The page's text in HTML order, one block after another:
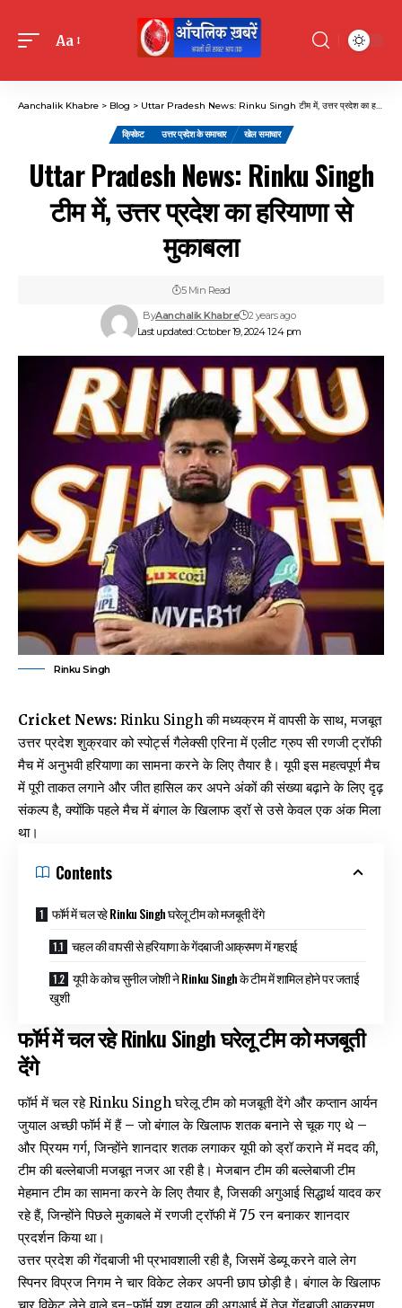
Font
Aa
Aanchalik Khabre > Blog > Uttar Pradesh News: Rinku Singh टीम में, उत्तर प्रदेश का हरियाणा से मुकाबला
क्रिकेट उत्तर प्रदेश के समाचार खेल समाचार
Uttar Pradesh News: Rinku Singh
टीम में, उत्तर प्रदेश का हरियाणा से
मुकाबला
Last updated: October 19, 2024 1:24 pm
ByAanchalik Khabre 2 years ago
5 Min Read
Rinku Singh
Cricket News: Rinku Singh की मध्यक्रम में वापसी के साथ, मजबूत
उत्तर प्रदेश शुक्रवार को स्पोर्ट्स गैलेक्सी एरिना में एलीट ग्रुप सी रणजी ट्रॉफी
मैच में अनुभवी हरियाणा का सामना करने के लिए तैयार है। यूपी इस महत्वपूर्ण मैच
में पूरी ताकत लगाने और जीत हासिल कर अपने अंकों की संख्या बढ़ाने के लिए दृढ़
संकल्प है, क्योंकि पहले मैच में बंगाल के खिलाफ ड्रॉ से उसे केवल एक अंक मिला
था।
Contents
फॉर्म में चल रहे Rinku Singh घरेलू टीम को मजबूती देंगे
चहल की वापसी से हरियाणा के गेंदबाजी आक्रमण में गहराई
यूपी के कोच सुनील जोशी ने Rinku Singh के टीम में शामिल होने पर जताई
खुशी
फॉर्म में चल रहे Rinku Singh घरेलू टीम को मजबूती
देंगे
फॉर्म में चल रहे Rinku Singh घरेलू टीम को मजबूती देंगे और कप्तान आर्यन
जुयाल अच्छी फॉर्म में हैं – जो बंगाल के खिलाफ शतक बनाने से चूक गए थे –
और प्रियम गर्ग, जिन्होंने शानदार शतक लगाकर यूपी को ड्रॉ कराने में मदद की,
टीम की बल्लेबाजी मजबूत नजर आ रही है। मेजबान टीम की बल्लेबाजी टीम
मेहमान टीम का सामना करने के लिए तैयार है, जिसकी अगुआई सिद्धार्थ यादव कर
रहे हैं, जिन्होंने पिछले मुकाबले में रणजी ट्रॉफी में 75 रन बनाकर शानदार
प्रदर्शन किया था।
उत्तर प्रदेश की गेंदबाजी भी प्रभावशाली रही है, जिसमें डेब्यू करने वाले लेग
स्पिनर विप्रज निगम ने चार विकेट लेकर अपनी छाप छोड़ी है। बंगाल के खिलाफ